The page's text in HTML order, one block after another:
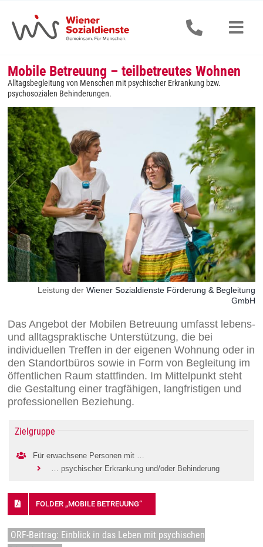
springen
Senior:innen
Kinder & Jugendliche
Alle Dienstleistungen
Jobs & Ausbildung
Aktuelles
Über uns
Information in English
Leichter Lesen
Mobile Betreuung – teilbetreutes Wohnen
Alltagsbegleitung von Menschen mit psychischer Erkrankung bzw.
psychosozialen Behinderungen.
Leistung derWiener Sozialdienste Förderung & Begleitung
GmbH
Das Angebot der Mobilen Betreuung umfasst lebens-
und alltagspraktische Unterstützung, die bei
individuellen Treffen in der eigenen Wohnung oder in
den Standortbüros sowie in Form von Begleitung im
öffentlichen Raum stattfinden. Im Mittelpunkt steht
die Gestaltung einer tragfähigen, langfristigen und
professionellen Beziehung.
Zielgruppe
Für erwachsene Personen mit …
… psychischer Erkrankung und/oder Behinderung
FOLDER „MOBILE BETREUUNG“
ORF-Beitrag: Einblick in das Leben mit psychischen